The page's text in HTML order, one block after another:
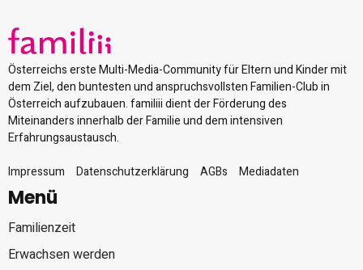
Österreichs erste Multi-Media-Community für Eltern und Kinder mit
dem Ziel, den buntesten und anspruchsvollsten Familien-Club in
Österreich aufzubauen. familiii dient der Förderung des
Miteinanders innerhalb der Familie und dem intensiven
Erfahrungsaustausch.
Impressum
Datenschutzerklärung AGBs Mediadaten
Menü
Familienzeit
Erwachsen werden